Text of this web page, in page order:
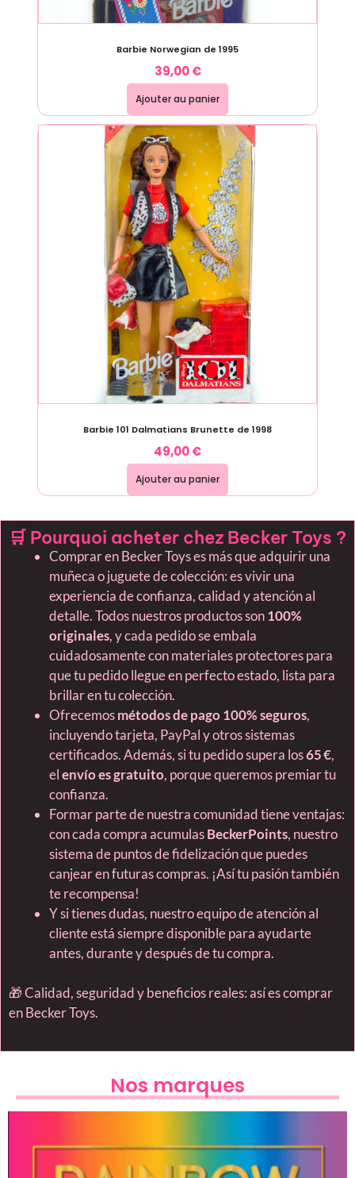
Barbie Norwegian de 1995
39,00€
Ajouter au panier
Barbie 101 Dalmatians Brunette de 1998
49,00€
Ajouter au panier
🛒 Pourquoi acheter chez Becker Toys ?
Comprar en Becker Toys es más que adquirir una
muñeca o juguete de colección: es vivir una
experiencia de confianza, calidad y atención al
detalle. Todos nuestros productos son100%
originales, y cada pedido se embala
cuidadosamente con materiales protectores para
que tu pedido llegue en perfecto estado, lista para
brillar en tu colección.
Ofrecemosmétodos de pago 100% seguros,
incluyendo tarjeta, PayPal y otros sistemas
certificados. Además, si tu pedido supera los65 €,
elenvío es gratuito, porque queremos premiar tu
confianza.
Formar parte de nuestra comunidad tiene ventajas:
con cada compra acumulasBeckerPoints, nuestro
sistema de puntos de fidelización que puedes
canjear en futuras compras. ¡Así tu pasión también
te recompensa!
Y si tienes dudas, nuestro equipo de atención al
cliente está siempre disponible para ayudarte
antes, durante y después de tu compra.
🎁 Calidad, seguridad y beneficios reales: así es comprar
en Becker Toys.
Nos marques